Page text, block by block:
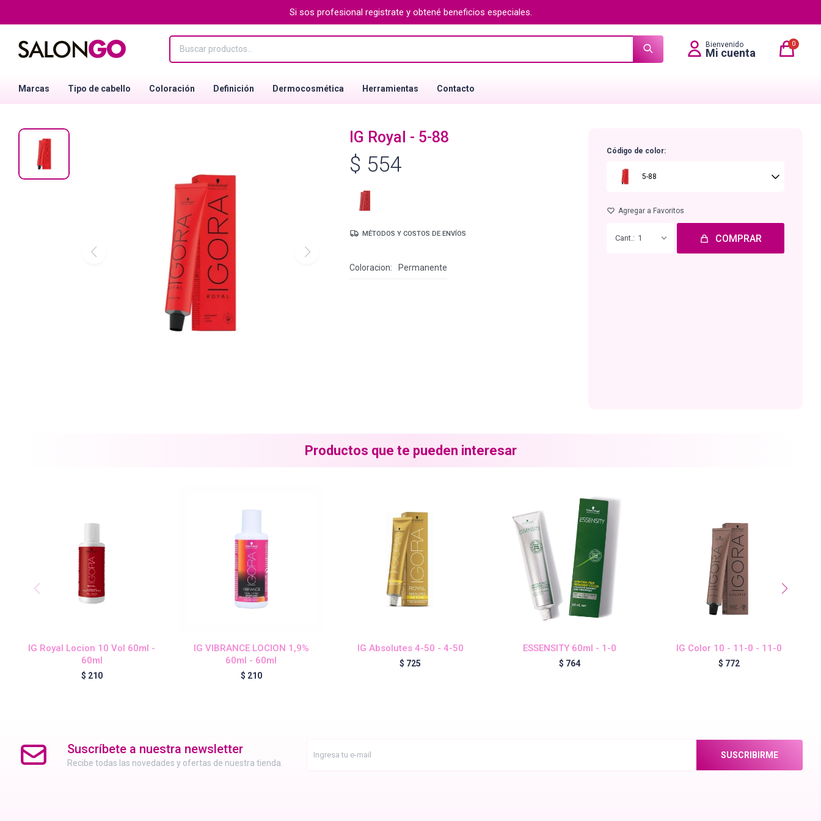
Si sos profesional registrate y obtené beneficios especiales.
Marcas Tipo de cabello Coloración Definición Dermocosmética Herramientas Contacto
0
IG Royal - 5-88
$ 554
MÉTODOS Y COSTOS DE ENVÍOS
Coloracion Permanente
Código de color:
5-88
1 COMPRAR
Productos que te pueden interesar
IG Royal Locion 10 Vol 60ml -
60ml
$ 210
IG VIBRANCE LOCION 1,9%
60ml - 60ml
$ 210
IG Absolutes 4-50 - 4-50
$ 725
ESSENSITY 60ml - 1-0
$ 764
IG Color 10 - 11-0 - 11-0
$ 772
Suscríbete a nuestra newsletter
Recibe todas las novedades y ofertas de nuestra tienda.
SUSCRIBIRME